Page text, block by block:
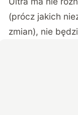
(prócz jakich
zmian), nie